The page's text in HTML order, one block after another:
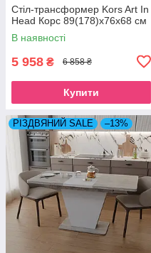
Стіл-трансформер Kors Art In
Head Корс 89(178)x76x68 см
В наявності
5 958 ₴ 6 858 ₴
Купити
РІЗДВЯНИЙ SALE –13%